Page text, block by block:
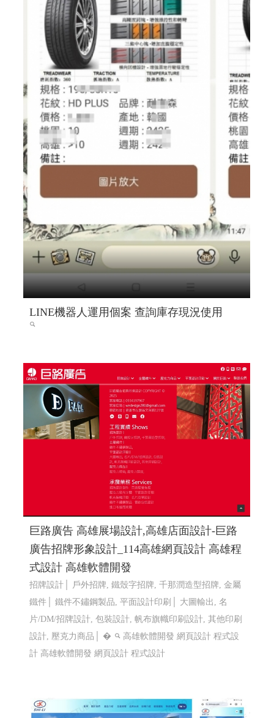
LINE機器人運用個案 查詢庫存現況使用
巨路廣告 高雄展場設計,高雄店面設計-巨路
廣告招牌形象設計_114高雄網頁設計 高雄程
式設計 高雄軟體開發
招牌設計│ 戶外招牌, 鐵殼字招牌, 千那潤造型招牌, 金屬
鐵件│ 鐵件不鏽鋼製品, 平面設計印刷│ 大圖輸出, 名
片/DM/招牌設計, 包裝設計, 帆布旗幟印刷設計, 其他印刷
設計, 壓克力商品│ �
高雄軟體開發 網頁設計 程式設
計 高雄軟體開發 網頁設計 程式設計